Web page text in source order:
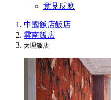
意見反應
中國飯店飯店
雲南飯店
大理飯店